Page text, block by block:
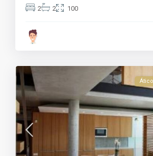
2 2 100
Ático